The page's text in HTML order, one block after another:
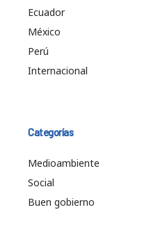
Ecuador
México
Perú
Internacional
Categorías
Medioambiente
Social
Buen gobierno